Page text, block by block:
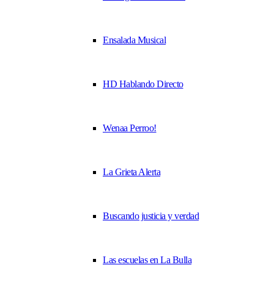
Ensalada Musical
HD Hablando Directo
Wenaa Perroo!
La Grieta Alerta
Buscando justicia y verdad
Las escuelas en La Bulla